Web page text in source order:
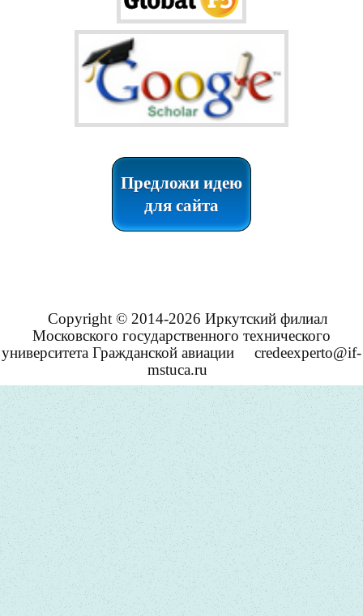
Предложи идею
для сайта
Copyright © 2014-2026 Иркутский филиал
Московского государственного технического
университета Гражданской авиации
credeexperto@if-
mstuca.ru